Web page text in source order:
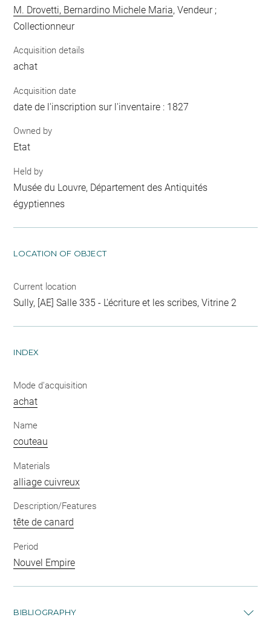
M. Drovetti, Bernardino Michele Maria, Vendeur ;
Collectionneur
Acquisition details
achat
Acquisition date
date de l'inscription sur l'inventaire : 1827
Owned by
Etat
Held by
Musée du Louvre, Département des Antiquités
égyptiennes
LOCATION OF OBJECT
Current location
Sully, [AE] Salle 335 - L'écriture et les scribes, Vitrine 2
INDEX
Mode d'acquisition
achat
Name
couteau
Materials
alliage cuivreux
Description/Features
tête de canard
Period
Nouvel Empire
BIBLIOGRAPHY